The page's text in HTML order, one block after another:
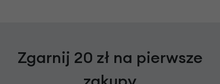
Zgarnij 20 zł na pierwsze